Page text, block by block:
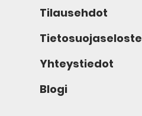
Tilausehdot
Tietosuojaseloste
Yhteystiedot
Blogi